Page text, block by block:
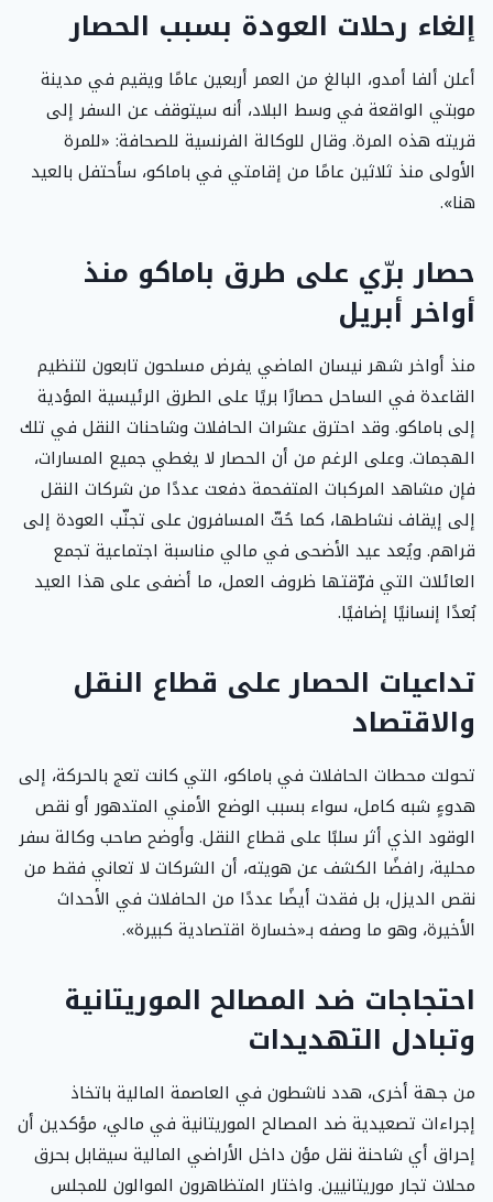
إلغاء رحلات العودة بسبب الحصار
أعلن ألفا أمدو، البالغ من العمر أربعين عامًا ويقيم في مدينة
موبتي الواقعة في وسط البلاد، أنه سيتوقف عن السفر إلى
قريته هذه المرة. وقال للوكالة الفرنسية للصحافة: «للمرة
الأولى منذ ثلاثين عامًا من إقامتي في باماكو، سأحتفل بالعيد
هنا».
حصار برّي على طرق باماكو منذ
أواخر أبريل
منذ أواخر شهر نيسان الماضي يفرض مسلحون تابعون لتنظيم
القاعدة في الساحل حصارًا بريًا على الطرق الرئيسية المؤدية
إلى باماكو. وقد احترق عشرات الحافلات وشاحنات النقل في تلك
الهجمات. وعلى الرغم من أن الحصار لا يغطي جميع المسارات،
فإن مشاهد المركبات المتفحمة دفعت عددًا من شركات النقل
إلى إيقاف نشاطها، كما حُثّ المسافرون على تجنّب العودة إلى
قراهم. ويُعد عيد الأضحى في مالي مناسبة اجتماعية تجمع
العائلات التي فرّقتها ظروف العمل، ما أضفى على هذا العيد
بُعدًا إنسانيًا إضافيًا.
تداعيات الحصار على قطاع النقل
والاقتصاد
تحولت محطات الحافلات في باماكو، التي كانت تعج بالحركة، إلى
هدوءٍ شبه كامل، سواء بسبب الوضع الأمني المتدهور أو نقص
الوقود الذي أثر سلبًا على قطاع النقل. وأوضح صاحب وكالة سفر
محلية، رافضًا الكشف عن هويته، أن الشركات لا تعاني فقط من
نقص الديزل، بل فقدت أيضًا عددًا من الحافلات في الأحداث
الأخيرة، وهو ما وصفه بـ«خسارة اقتصادية كبيرة».
احتجاجات ضد المصالح الموريتانية
وتبادل التهديدات
من جهة أخرى، هدد ناشطون في العاصمة المالية باتخاذ
إجراءات تصعيدية ضد المصالح الموريتانية في مالي، مؤكدين أن
إحراق أي شاحنة نقل مؤن داخل الأراضي المالية سيقابل بحرق
محلات تجار موريتانيين. واختار المتظاهرون الموالون للمجلس